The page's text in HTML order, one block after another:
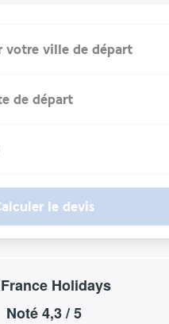
votre ville de départ
de départ
le devis
Holidays
Noté4,3/ 5